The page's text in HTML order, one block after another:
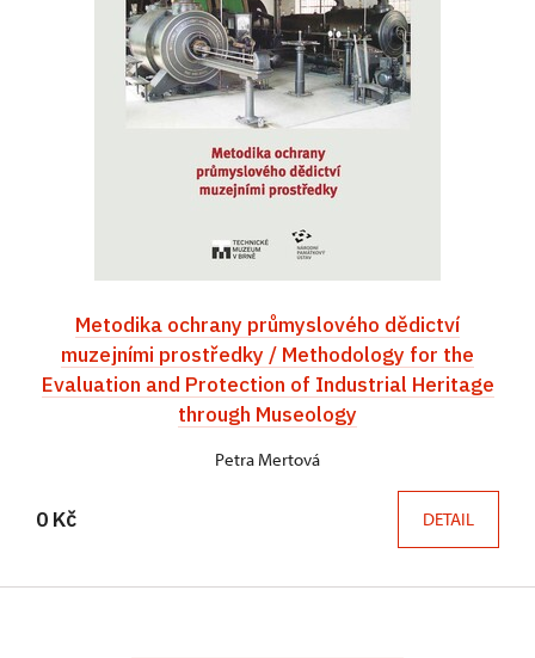
Metodika ochrany průmyslového dědictví
muzejními prostředky / Methodology for the
Evaluation and Protection of Industrial Heritage
through Museology
Petra Mertová
0 Kč DETAIL